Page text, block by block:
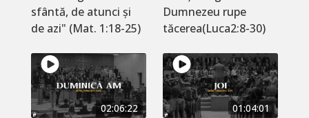
sfântă, de atunci și
de azi" (Mat. 1:18-25)
Dumnezeu rupe
tăcerea(Luca2:8-30)
02:06:22 01:04:01